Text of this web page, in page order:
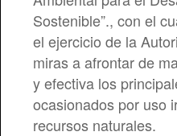
Sostenible”., con el
el ejercicio de la
miras a afrontar de
y efectiva los
ocasionados por uso
recursos naturales.